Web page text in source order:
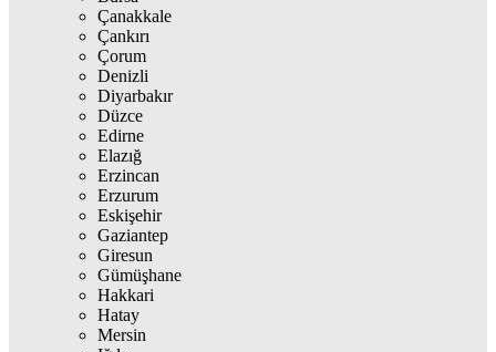
Çanakkale
Çankırı
Çorum
Denizli
Diyarbakır
Düzce
Edirne
Elazığ
Erzincan
Erzurum
Eskişehir
Gaziantep
Giresun
Gümüşhane
Hakkari
Hatay
Mersin